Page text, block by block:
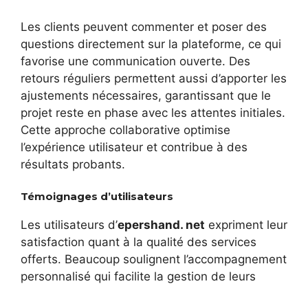
Les clients peuvent commenter et poser des
questions directement sur la plateforme, ce qui
favorise une communication ouverte. Des
retours réguliers permettent aussi d’apporter les
ajustements nécessaires, garantissant que le
projet reste en phase avec les attentes initiales.
Cette approche collaborative optimise
l’expérience utilisateur et contribue à des
résultats probants.
Témoignages d’utilisateurs
Les utilisateurs d’epershand. net expriment leur
satisfaction quant à la qualité des services
offerts. Beaucoup soulignent l’accompagnement
personnalisé qui facilite la gestion de leurs